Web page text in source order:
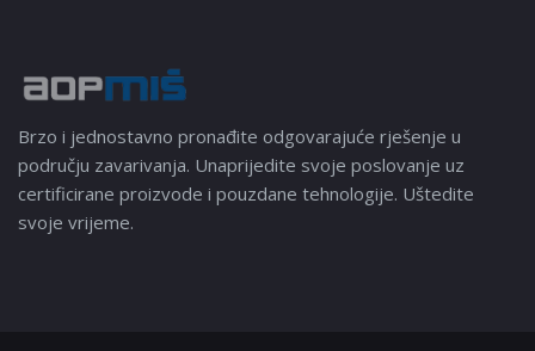
Brzo i jednostavno pronađite odgovarajuće rješenje u
području zavarivanja. Unaprijedite svoje poslovanje uz
certificirane proizvode i pouzdane tehnologije. Uštedite
svoje vrijeme.